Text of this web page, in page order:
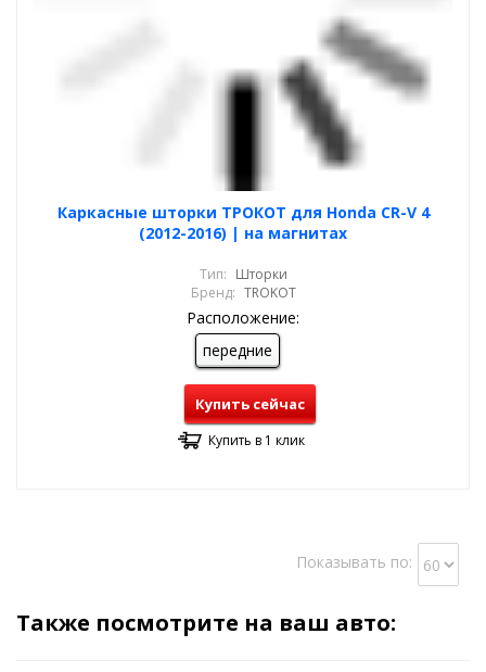
Каркасные шторки ТРОКОТ для Honda CR-V 4
(2012-2016) | на магнитах
Тип: Шторки
Бренд: TROKOT
Расположение:
передние
Купить сейчас
Купить в 1 клик
Показывать по:
Также посмотрите на ваш авто: